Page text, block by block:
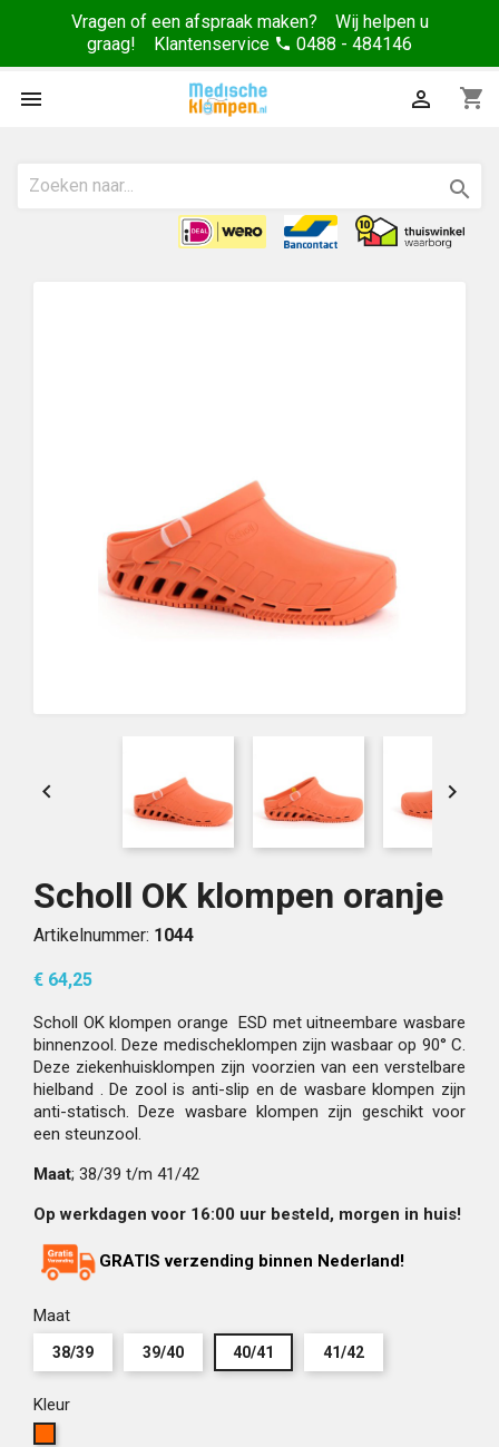
Vragen of een afspraak maken? Wij helpen u
graag! Klantenservice phone 0488 - 484146
 shopping_cart


 
Scholl OK klompen oranje
Artikelnummer: 1044
€ 64,25
Scholl OK klompen orange ESD met uitneembare wasbare
binnenzool. Deze medischeklompen zijn wasbaar op 90° C.
Deze ziekenhuisklompen zijn voorzien van een verstelbare
hielband . De zool is anti-slip en de wasbare klompen zijn
anti-statisch. Deze wasbare klompen zijn geschikt voor
een steunzool.
Maat; 38/39 t/m 41/42
Op werkdagen voor 16:00 uur besteld, morgen in huis!
GRATIS verzending binnen Nederland!
Maat
38/39 39/40 40/41 41/42
Kleur